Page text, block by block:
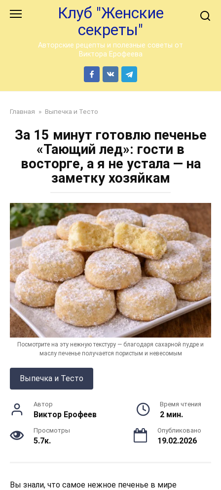
Клуб "Женские
секреты"
Авторские рецепты и полезные советы от
Виктора Ерофеева
Главная » Выпечка и Тесто
За 15 минут готовлю печенье
«Тающий лед»: гости в
восторге, а я не устала — на
заметку хозяйкам
Посмотрите на эту нежную текстуру — благодаря сахарной пудре и
маслу печенье получается пористым и невесомым
Выпечка и Тесто
Автор
Виктор Ерофеев
Время чтения
2 мин.
Просмотры
5.7к.
Опубликовано
19.02.2026
Вы знали, что самое нежное печенье в мире